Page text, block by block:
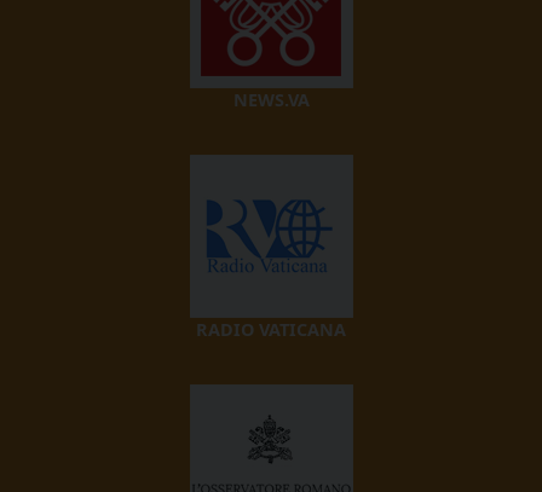
NEWS.VA
RADIO VATICANA